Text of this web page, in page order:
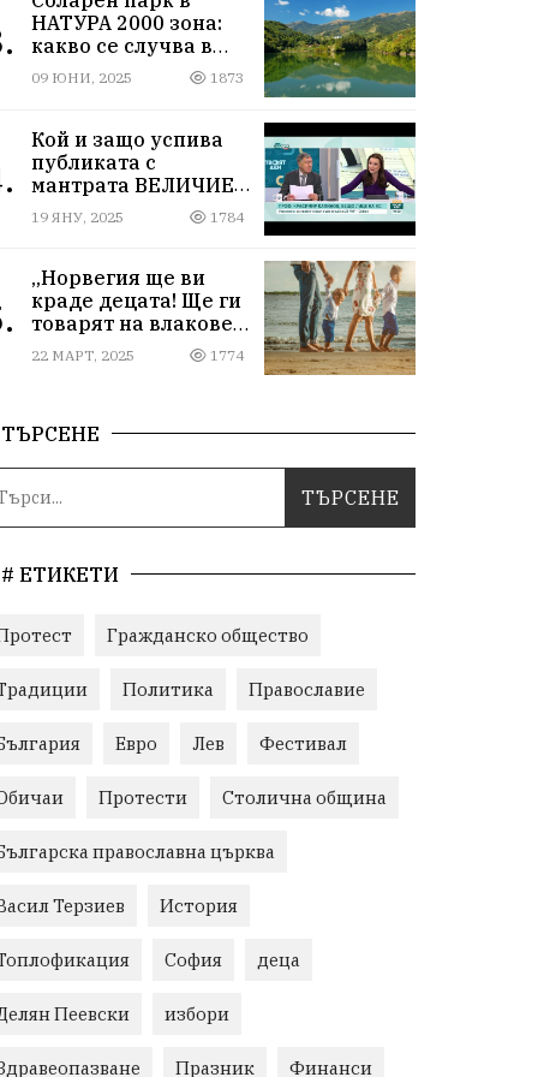
НАТУРА 2000 зона:
какво се случва в
Мартиново?
09 ЮНИ, 2025 1873
Кой и защо успива
публиката с
мантрата ВЕЛИЧИЕ
ОСТАВА ИЗВЪН
ПАРЛАМЕНТА
19 ЯНУ, 2025 1784
„Норвегия ще ви
краде децата! Ще ги
товарят на влакове
от гара Подуяне“
22 МАРТ, 2025 1774
ТЪРСЕНЕ
# ЕТИКЕТИ
Гражданско общество
Политика Православие
Евро Лев Фестивал
Протести Столична община
православна църква
Терзиев История
София деца
Пеевски избори
Празник Финанси